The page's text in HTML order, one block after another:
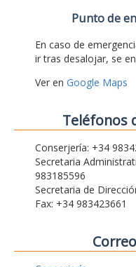
Punto de
En caso de
ir tras desalojar, se
Ver en Google Maps
Teléfonos
Conserjería: +34
Secretaria
983185596
Secretaria de
Fax: +34 983423661